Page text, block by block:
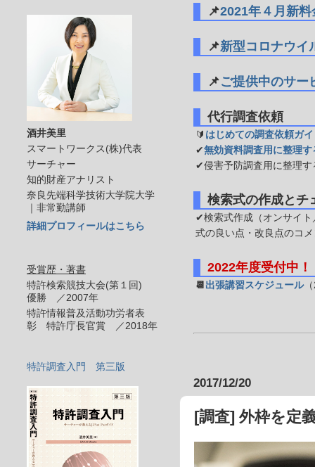
📌2021年４月新
📌新型コロナウイ
📌ご提供中のサー
代行調査依頼
🔰 はじめての調査依頼ガ
✔無効資料調査用に整理
✔侵害予防調査用に整理す
検索式の作成とチ
✔検索式作成（オンサイト
式の良い点・改良点のコ
2022年度受付中！
📆 出張講習スケジュール
2017/12/20
[調査] 外枠を定
酒井美里
スマートワークス(株)代表
サーチャー
知的財産アナリスト
奈良先端科学技術大学院大学
｜非常勤講師
詳細プロフィールはこちら
受賞歴・著書
特許検索競技大会(第１回)
優勝 ／2007年
特許情報普及活動功労者表
彰 特許庁長官賞 ／2018年
特許調査入門 第三版